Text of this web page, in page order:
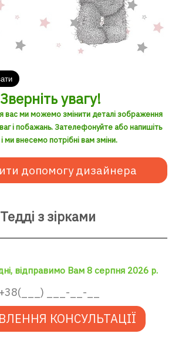
Зверніть увагу!
вас ми можемо змінити деталі зображення
і побажань. Зателефонуйте або напишіть
ми внесемо потрібні вам зміни.
допомогу дизайнера
з зірками
відправимо Вам 8 серпня 2026 р.
КОНСУЛЬТАЦІЇ